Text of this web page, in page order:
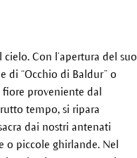
Con l’apertura del suo
di “Occhio di Baldur” o
fiore proveniente dal
tempo, si ripara
dai nostri antenati
piccole ghirlande. Nel